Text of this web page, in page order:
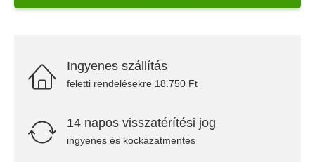
Ingyenes szállítás
feletti rendelésekre 18.750 Ft
14 napos visszatérítési jog
ingyenes és kockázatmentes